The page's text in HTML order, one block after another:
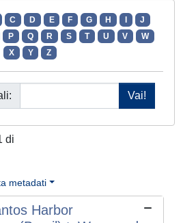
C D E F G H
J
P Q R S T U V
W
X
Y Z
di
metadati
Harbor